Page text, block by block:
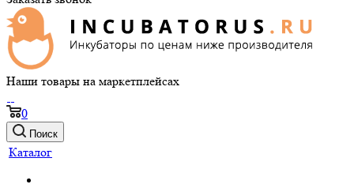
Наши товары на маркетплейсах
0
Поиск
Каталог